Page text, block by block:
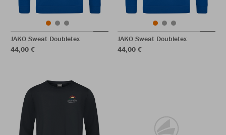
JAKO Sweat Doubletex
44,00 €
JAKO Sweat Doubletex
44,00 €